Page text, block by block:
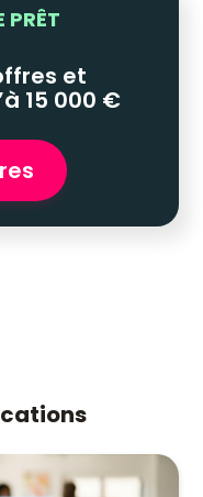
PRÊT
et
15 000 €